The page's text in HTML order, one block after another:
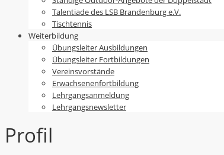
Talentiade des LSB Brandenburg e.V.
Tischtennis
Weiterbildung
Übungsleiter Ausbildungen
Übungsleiter Fortbildungen
Vereinsvorstände
Erwachsenenfortbildung
Lehrgangsanmeldung
Lehrgangsnewsletter
Profil